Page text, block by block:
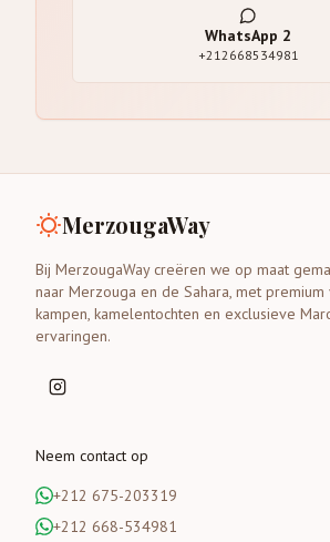
WhatsApp 2
+212668534981
MerzougaWay
Bij MerzougaWay creëren we op maat
naar Merzouga en de Sahara, met
kampen, kamelentochten en exclusieve
ervaringen.
Neem contact op
+212 675-203319
+212 668-534981